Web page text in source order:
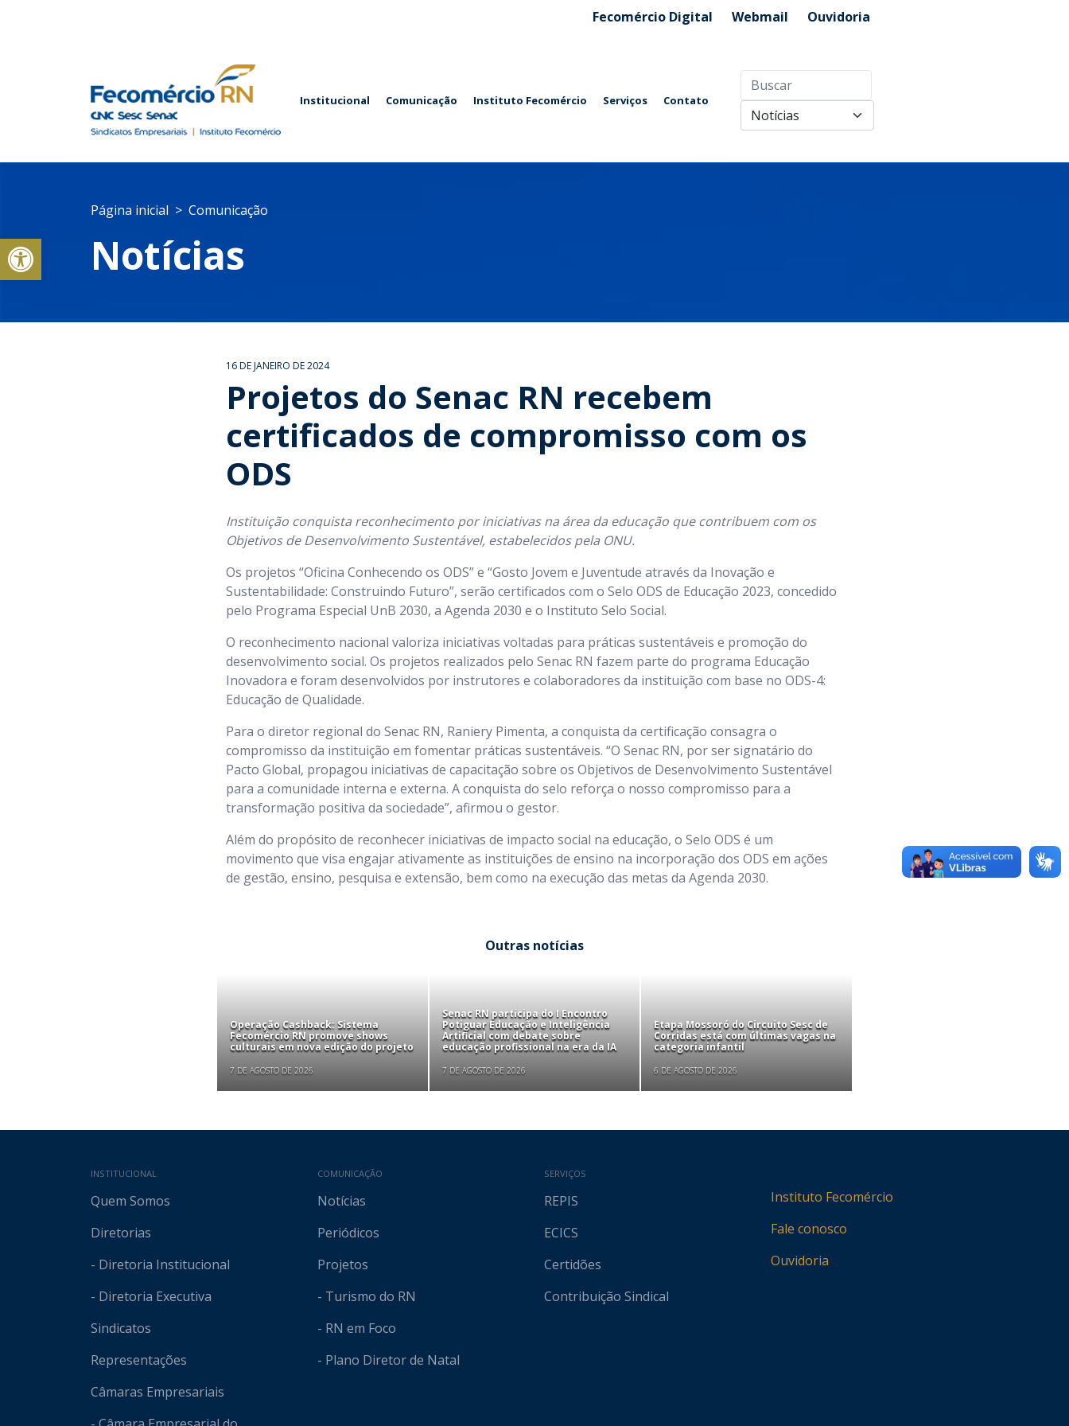
Abrir a barra de ferramentas
Fecomércio Digital Webmail Ouvidoria
Institucional Comunicação Instituto Fecomércio Serviços Contato
Página inicial Comunicação
Notícias
16 DE JANEIRO DE 2024
Projetos do Senac RN recebem
certificados de compromisso com os
ODS
Instituição conquista reconhecimento por iniciativas na área da educação que contribuem com os
Objetivos de Desenvolvimento Sustentável, estabelecidos pela ONU.
Os projetos “Oficina Conhecendo os ODS” e “Gosto Jovem e Juventude através da Inovação e
Sustentabilidade: Construindo Futuro”, serão certificados com o Selo ODS de Educação 2023, concedido
pelo Programa Especial UnB 2030, a Agenda 2030 e o Instituto Selo Social.
O reconhecimento nacional valoriza iniciativas voltadas para práticas sustentáveis e promoção do
desenvolvimento social. Os projetos realizados pelo Senac RN fazem parte do programa Educação
Inovadora e foram desenvolvidos por instrutores e colaboradores da instituição com base no ODS-4:
Educação de Qualidade.
Para o diretor regional do Senac RN, Raniery Pimenta, a conquista da certificação consagra o
compromisso da instituição em fomentar práticas sustentáveis. “O Senac RN, por ser signatário do
Pacto Global, propagou iniciativas de capacitação sobre os Objetivos de Desenvolvimento Sustentável
para a comunidade interna e externa. A conquista do selo reforça o nosso compromisso para a
transformação positiva da sociedade”, afirmou o gestor.
Além do propósito de reconhecer iniciativas de impacto social na educação, o Selo ODS é um
movimento que visa engajar ativamente as instituições de ensino na incorporação dos ODS em ações
de gestão, ensino, pesquisa e extensão, bem como na execução das metas da Agenda 2030.
Outras notícias
Operação Cashback: Sistema
Fecomércio RN promove shows
culturais em nova edição do projeto
7 DE AGOSTO DE 2026
Senac RN participa do I Encontro
Potiguar Educação e Inteligência
Artificial com debate sobre
educação profissional na era da IA
7 DE AGOSTO DE 2026
Etapa Mossoró do Circuito Sesc de
Corridas está com últimas vagas na
categoria infantil
6 DE AGOSTO DE 2026
Mapa do site
INSTITUCIONAL
Quem Somos
Diretorias
- Diretoria Institucional
- Diretoria Executiva
Sindicatos
Representações
Câmaras Empresariais
COMUNICAÇÃO
Notícias
Periódicos
Projetos
- Turismo do RN
- RN em Foco
- Plano Diretor de Natal
SERVIÇOS
REPIS
ECICS
Certidões
Contribuição Sindical
Instituto Fecomércio
Fale conosco
Ouvidoria